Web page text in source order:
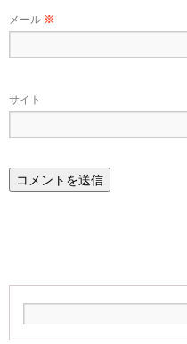
メール ※
サイト